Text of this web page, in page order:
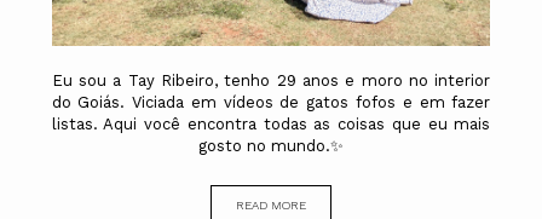
Eu sou a Tay Ribeiro, tenho 29 anos e moro no interior
do Goiás. Viciada em vídeos de gatos fofos e em fazer
listas. Aqui você encontra todas as coisas que eu mais
gosto no mundo.✨
READ MORE